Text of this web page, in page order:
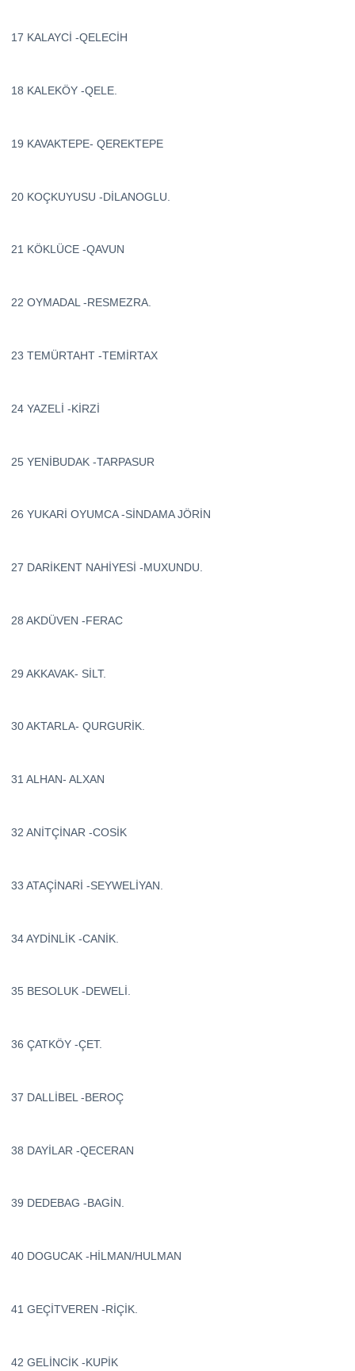
17 KALAYCİ -QELECİH
18 KALEKÖY -QELE.
19 KAVAKTEPE- QEREKTEPE
20 KOÇKUYUSU -DİLANOGLU.
21 KÖKLÜCE -QAVUN
22 OYMADAL -RESMEZRA.
23 TEMÜRTAHT -TEMİRTAX
24 YAZELİ -KİRZİ
25 YENİBUDAK -TARPASUR
26 YUKARİ OYUMCA -SİNDAMA JÖRİN
27 DARİKENT NAHİYESİ -MUXUNDU.
28 AKDÜVEN -FERAC
29 AKKAVAK- SİLT.
30 AKTARLA- QURGURİK.
31 ALHAN- ALXAN
32 ANİTÇİNAR -COSİK
33 ATAÇİNARİ -SEYWELİYAN.
34 AYDİNLİK -CANİK.
35 BESOLUK -DEWELİ.
36 ÇATKÖY -ÇET.
37 DALLİBEL -BEROÇ
38 DAYİLAR -QECERAN
39 DEDEBAG -BAGİN.
40 DOGUCAK -HİLMAN/HULMAN
41 GEÇİTVEREN -RİÇİK.
42 GELİNCİK -KUPİK